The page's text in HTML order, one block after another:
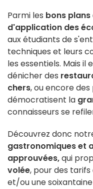
Parmi les bons plans
d'application des
aux étudiants de
techniques et leurs
les essentiels. Mais
dénicher des
chers, ou encore
démocratisent la
connaisseurs se
Découvrez donc
gastronomiques et
approuvées,qui
volée, pour des
et/ou une